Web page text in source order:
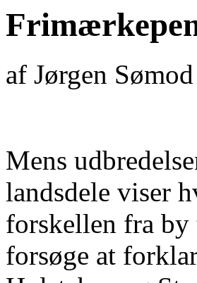
af Jørgen Sømod
Mens
landsdele viser
forskellen fra by
forsøge at